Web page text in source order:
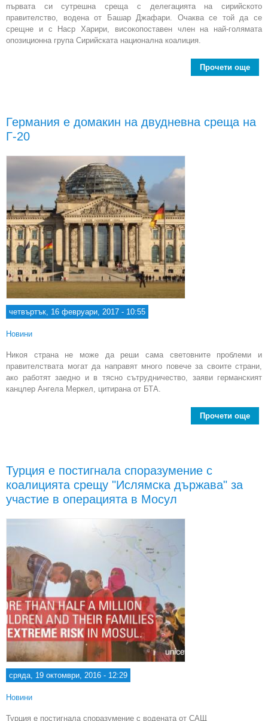
първата си сутрешна среща с делегацията на сирийското
правителство, водена от Башар Джафари. Очаква се той да се
срещне и с Наср Харири, високопоставен член на най-голямата
опозиционна група Сирийската национална коалиция.
Прочети още
Германия е домакин на двудневна среща на
Г-20
четвъртък, 16 февруари, 2017 - 10:55
Новини
Никоя страна не може да реши сама световните проблеми и
правителствата могат да направят много повече за своите страни,
ако работят заедно и в тясно сътрудничество, заяви германският
канцлер Ангела Меркел, цитирана от БТА.
Прочети още
Турция е постигнала споразумение с
коалицията срещу "Ислямска държава" за
участие в операцията в Мосул
сряда, 19 октомври, 2016 - 12:29
Новини
Турция е постигнала споразумение с водената от САЩ